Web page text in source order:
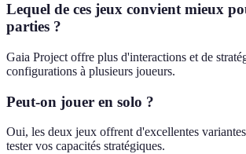
Lequel de ces jeux convient mieux
parties ?
Gaia Project offre plus d'interactions et de
configurations à plusieurs joueurs.
Peut-on jouer en solo ?
Oui, les deux jeux offrent d'excellentes
tester vos capacités stratégiques.